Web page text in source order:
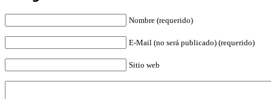
Nombre (requerido)
E-Mail (no será publicado) (requerido)
Sitio web